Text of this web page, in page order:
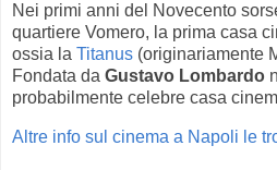
Nei primi anni del Novecento
quartiere Vomero, la prima casa
ossia la Titanus (originariamente
Fondata da Gustavo Lombardo
probabilmente celebre casa
Altre info sul cinema a Napoli le